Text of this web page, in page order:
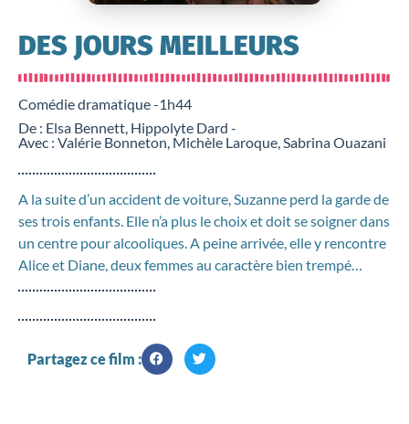
DES JOURS MEILLEURS
Comédie dramatique -1h44
De : Elsa Bennett, Hippolyte Dard -
Avec : Valérie Bonneton, Michèle Laroque, Sabrina Ouazani
A la suite d’un accident de voiture, Suzanne perd la garde de
ses trois enfants. Elle n’a plus le choix et doit se soigner dans
un centre pour alcooliques. A peine arrivée, elle y rencontre
Alice et Diane, deux femmes au caractère bien trempé…
Partagez ce film :